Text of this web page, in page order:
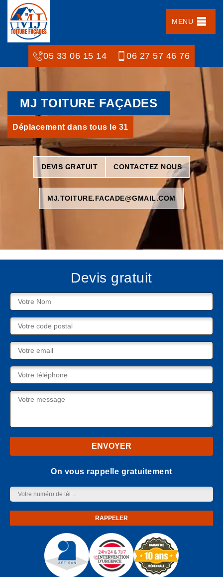
MENU
05 33 06 15 14 06 27 57 46 76
MJ TOITURE FAÇADES
Déplacement dans tous le 31
DEVIS GRATUIT CONTACTEZ NOUS
MJ.TOITURE.FACADE@GMAIL.COM
Devis gratuit
On vous rappelle gratuitement